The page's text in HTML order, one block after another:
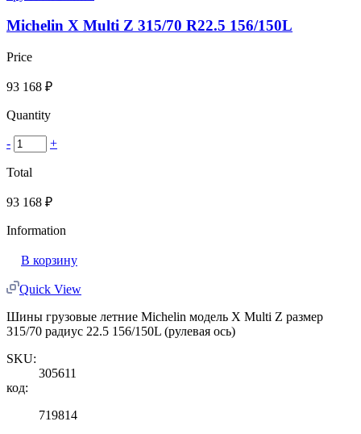
Michelin X Multi Z 315/70 R22.5 156/150L
Price
93 168 ₽
Quantity
- +
Total
93 168 ₽
Information
В корзину
Quick View
Шины грузовые летние Michelin модель X Multi Z размер
315/70 радиус 22.5 156/150L (рулевая ось)
SKU:
305611
код:
719814